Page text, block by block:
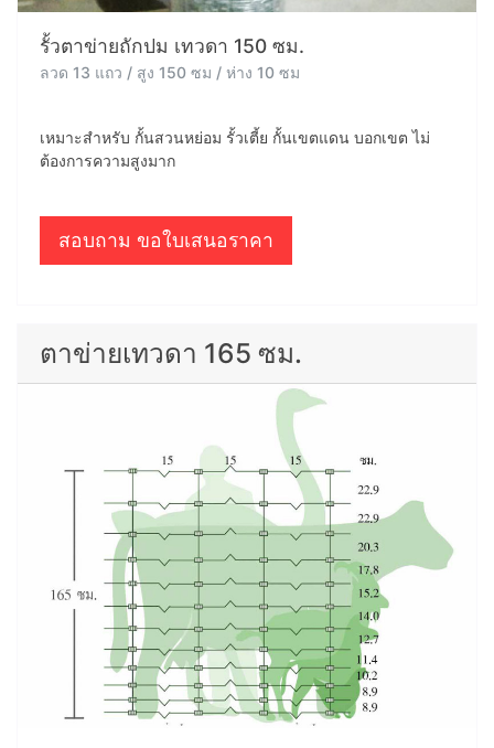
รั้วตาข่ายถักปม เทวดา 150 ซม.
ลวด 13 แถว / สูง 150 ซม / ห่าง 10 ซม
เหมาะสำหรับ กั้นสวนหย่อม รั้วเตี้ย กั้นเขตแดน บอกเขต ไม่
ต้องการความสูงมาก
สอบถาม ขอใบเสนอราคา
ตาข่ายเทวดา 165 ซม.